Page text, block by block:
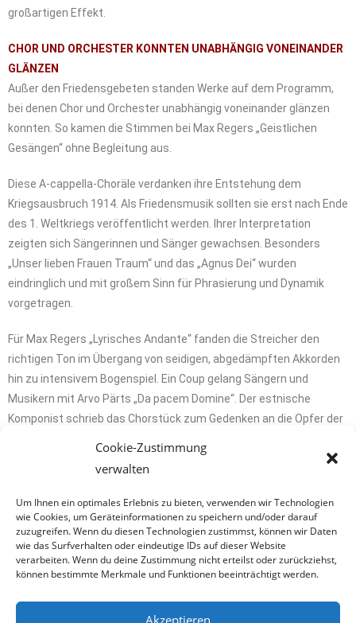
Cookie-Zustimmung
verwalten
Um Ihnen ein optimales Erlebnis zu bieten, verwenden wir Technologien
wie Cookies, um Geräteinformationen zu speichern und/oder darauf
zuzugreifen. Wenn du diesen Technologien zustimmst, können wir Daten
wie das Surfverhalten oder eindeutige IDs auf dieser Website
verarbeiten. Wenn du deine Zustimmung nicht erteilst oder zurückziehst,
können bestimmte Merkmale und Funktionen beeinträchtigt werden.
Akzeptieren
großartigen Effekt.
CHOR UND ORCHESTER KONNTEN UNABHÄNGIG VONEINANDER
GLÄNZEN
Außer den Friedensgebeten standen Werke auf dem Programm,
bei denen Chor und Orchester unabhängig voneinander glänzen
konnten. So kamen die Stimmen bei Max Regers „Geistlichen
Gesängen“ ohne Begleitung aus.
Diese A-cappella-Choräle verdanken ihre Entstehung dem
Kriegsausbruch 1914. Als Friedensmusik sollten sie erst nach Ende
des 1. Weltkriegs veröffentlicht werden. Ihrer Interpretation
zeigten sich Sängerinnen und Sänger gewachsen. Besonders
„Unser lieben Frauen Traum“ und das „Agnus Dei“ wurden
eindringlich und mit großem Sinn für Phrasierung und Dynamik
vorgetragen.
Für Max Regers „Lyrisches Andante“ fanden die Streicher den
richtigen Ton im Übergang von seidigen, abgedämpften Akkorden
hin zu intensivem Bogenspiel. Ein Coup gelang Sängern und
Musikern mit Arvo Pärts „Da pacem Domine“. Der estnische
Komponist schrieb das Chorstück zum Gedenken an die Opfer der